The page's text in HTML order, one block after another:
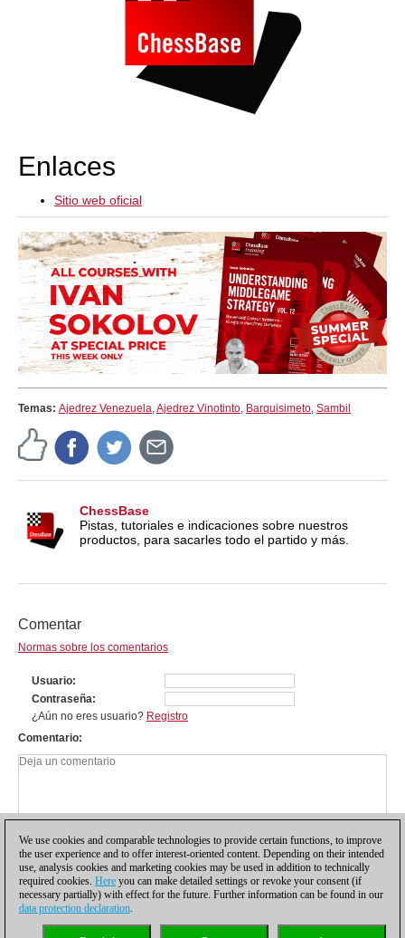
Enlaces
Sitio web oficial
Temas: Ajedrez Venezuela Ajedrez Vinotinto Barquisimeto Sambil
ChessBase
Pistas, tutoriales e indicaciones sobre nuestros
productos, para sacarles todo el partido y más.
Comentar
Normas sobre los comentarios
Usuario
Contraseña
¿Aún no eres usuario? Registro
Comentario
We use cookies and comparable technologies to provide certain functions, to improve
the user experience and to offer interest-oriented content. Depending on their intended
use, analysis cookies and marketing cookies may be used in addition to technically
required cookies. Here you can make detailed settings or revoke your consent (if
necessary partially) with effect for the future. Further information can be found in our
data protection declaration.